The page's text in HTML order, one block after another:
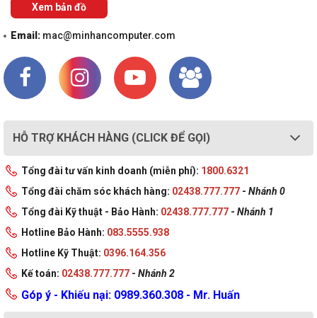
Xem bản đồ
Email: mac@minhancomputer.com
HỖ TRỢ KHÁCH HÀNG (CLICK ĐỂ GỌI)
Tổng đài tư vấn kinh doanh (miễn phí): 1800.6321
Tổng đài chăm sóc khách hàng: 02438.777.777 - Nhánh 0
Tổng đài Kỹ thuật - Bảo Hành: 02438.777.777 - Nhánh 1
Hotline Bảo Hành: 083.5555.938
Hotline Kỹ Thuật: 0396.164.356
Kế toán: 02438.777.777 - Nhánh 2
Góp ý - Khiếu nại: 0989.360.308 - Mr. Huấn